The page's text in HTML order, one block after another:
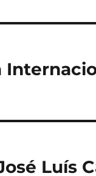
Luís